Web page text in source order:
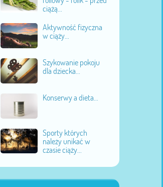
ciążą...
Aktywność fizyczna
w ciąży...
Szykowanie pokoju
dla dziecka...
Konserwy a dieta...
Sporty których
należy unikać w
czasie ciąży...